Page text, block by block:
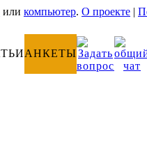
или компьютер. О проекте |
АНКЕТЫ